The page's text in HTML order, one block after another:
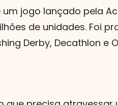
jogo lançado pela
de unidades. Foi
Derby, Decathlon e